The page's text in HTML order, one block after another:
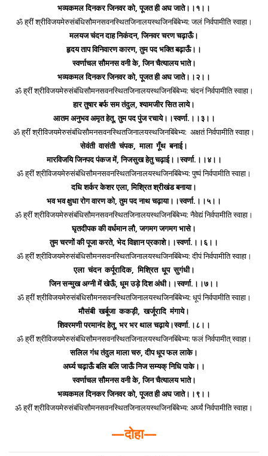
भव्यकमल दिनकर जिनवर को, पूजत ही अघ जाते।।१।।
ॐ ह्रीं श्रीविजयमेरुसंबंधिसौमनसवनस्थितजिनालयस्थजिनबिंबेभ्य: जलं निर्वपामीति स्वाहा।
मलयज चंदन दाह निकंदन, जिनवर चरण चढ़ाऊँ।
हृदय ताप विनिवारण कारण, तुम पद भक्ति बढ़ाऊँ।।
स्वर्णाचल सौमनस वनी के, जिन चैत्यालय भाते।
भव्यकमल दिनकर जिनवर को, पूजत ही अघ जाते।।२।।
ॐ ह्रीं श्रीविजयमेरुसंबंधिसौमनसवनस्थितजिनालयस्थजिनबिंबेभ्य: चंदनं निर्वपामीति स्वाहा।
हार तुषार बर्फ सम तंदुल, श्यामजीर सित लाये।
आतम अनुभव अमृत हेतू, तुम पद पुंज रचाये।।स्वर्णा.।।३।।
ॐ ह्रीं श्रीविजयमेरुसंबंधिसौमनसवनस्थितजिनालयस्थजिनबिंबेभ्य: अक्षतं निर्वपामीति स्वाहा।
सेवंती वासंती चंपक, माला गूँथ बनाई।
मारविजयि जिनपद पंकज में, निजसुख हेतु चढ़ाई।।स्वर्णा.।।४।।
ॐ ह्रीं श्रीविजयमेरुसंबंधिसौमनसवनस्थितजिनालयस्थजिनबिंबेभ्य: पुष्पं निर्वपामीति स्वाहा।
दधि शर्कर केशर एला, मिश्रित श्रीखंड बनाया।
भव भव क्षुधा रोग वारण को, तुम पद नाथ चढ़ाया।।स्वर्णा.।।५।।
ॐ ह्रीं श्रीविजयमेरुसंबंधिसौमनसवनस्थितजिनालयस्थजिनबिंबेभ्य: नैवेद्यं निर्वपामीति स्वाहा।
घृतदीपक की वर्धमान लौ, जगमग जगमग भासे।
तुम चरणों की पूजा करते, भेद विज्ञान प्रकाशे।।स्वर्णा.।।६।।
ॐ ह्रीं श्रीविजयमेरुसंबंधिसौमनसवनस्थितजिनालयस्थजिनबिंबेभ्य: दीपं निर्वपामीति स्वाहा।
एला चंदन कर्पूरादिक, मिश्रित धूप सुगंधी।
जिन सन्मुख अग्नी में खेऊँ, धूम उड़े दिश अंधी।।स्वर्णा.।।७।।
ॐ ह्रीं श्रीविजयमेरुसंबंधिसौमनसवनस्थितजिनालयस्थजिनबिंबेभ्य: धूपं निर्वपामीति स्वाहा।
मौसंबी खर्बूजा ककड़ी, खर्जूरादि मंगाये।
शिवरमणी परमानंद हेतू, भर भर थाल चढ़ाये।स्वर्णा.।८।।
ॐ ह्रीं श्रीविजयमेरुसंबंधिसौमनसवनस्थितजिनालयस्थजिनबिंबेभ्य: फलं निर्वपामीत् स्वाहा।
सलिल गंध तंदुल माला चरु, दीप धूप फल लाके।
अर्घ्य चढ़ाऊँ बलि बलि जाऊँ निज सम्यक् निधि पाके।।
स्वर्णाचल सौमनस वनी के, जिन चैत्यालय भाते।
भव्यकमल दिनकर जिनवर को, पूजत ही अघ जाते।।९।।
ॐ ह्रीं श्रीविजयमेरुसंबंधिसौमनसवनस्थितजिनालयस्थजिनबिंबेभ्य: अर्घ्यं निर्वपामीति स्वाहा।
—दोहा—